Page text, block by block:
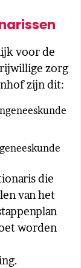
voor de
zorg
zijn dit:
die
van het
worden